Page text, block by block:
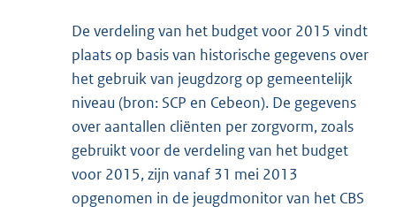
De verdeling van het budget voor 2015 vindt
plaats op basis van historische gegevens over
het gebruik van jeugdzorg op gemeentelijk
niveau (bron: SCP en Cebeon). De gegevens
over aantallen cliënten per zorgvorm, zoals
gebruikt voor de verdeling van het budget
voor 2015, zijn vanaf 31 mei 2013
opgenomen in de jeugdmonitor van het CBS